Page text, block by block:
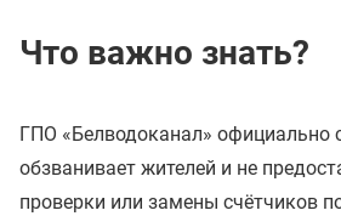
Что важно знать?
ГПО «Белводоканал» официально
обзванивает жителей и не
проверки или замены счётчиков